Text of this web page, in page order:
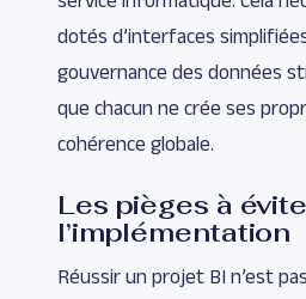
dotés d’interfaces
gouvernance des données
que chacun ne crée ses
cohérence globale.
Les pièges à
l’implémentation
Réussir un projet BI n’est